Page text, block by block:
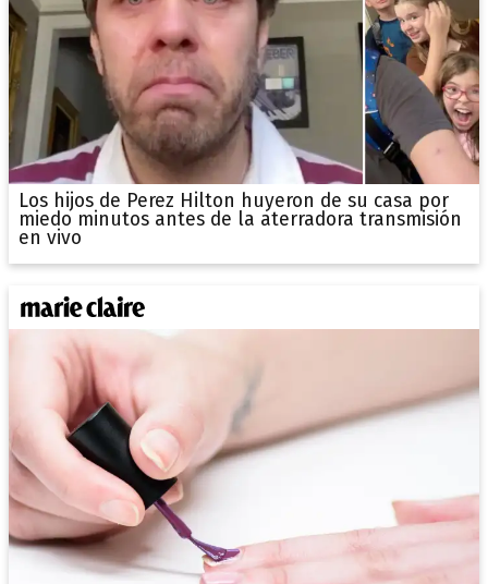
Los hijos de Perez Hilton huyeron de su casa por
miedo minutos antes de la aterradora transmisión
en vivo